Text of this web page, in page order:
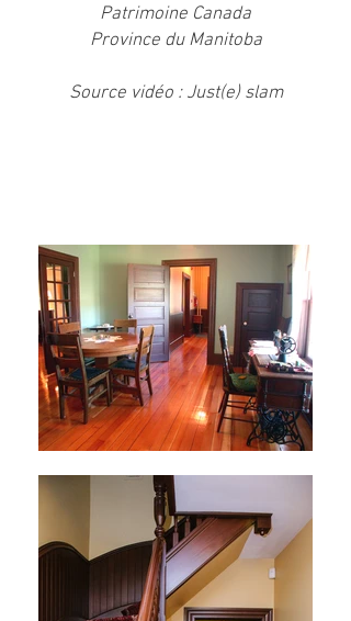
Patrimoine Canada
Province du Manitoba
Source vidéo : Just(e) slam